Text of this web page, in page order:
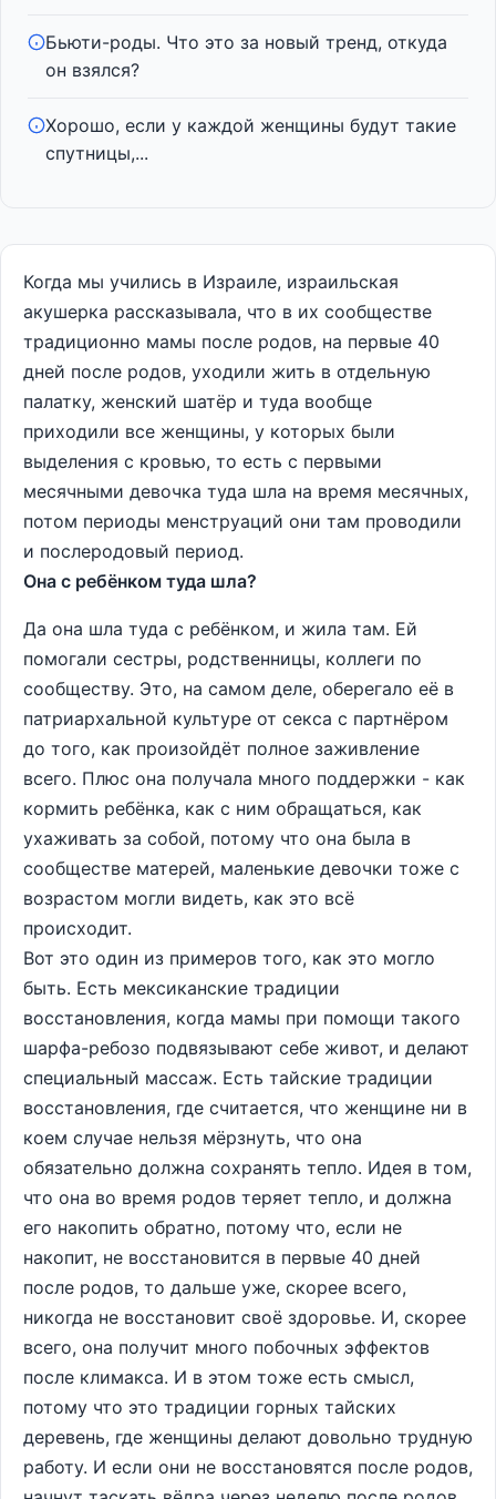
Бьюти-роды. Что это за новый тренд, откуда
он взялся?
Хорошо, если у каждой женщины будут такие
спутницы,...
Когда мы учились в Израиле, израильская
акушерка рассказывала, что в их сообществе
традиционно мамы после родов, на первые 40
дней после родов, уходили жить в отдельную
палатку, женский шатёр и туда вообще
приходили все женщины, у которых были
выделения с кровью, то есть с первыми
месячными девочка туда шла на время месячных,
потом периоды менструаций они там проводили
и послеродовый период.
Она с ребёнком туда шла?
Да она шла туда с ребёнком, и жила там. Ей
помогали сестры, родственницы, коллеги по
сообществу. Это, на самом деле, оберегало её в
патриархальной культуре от секса с партнёром
до того, как произойдёт полное заживление
всего. Плюс она получала много поддержки - как
кормить ребёнка, как с ним обращаться, как
ухаживать за собой, потому что она была в
сообществе матерей, маленькие девочки тоже с
возрастом могли видеть, как это всё
происходит.
Вот это один из примеров того, как это могло
быть. Есть мексиканские традиции
восстановления, когда мамы при помощи такого
шарфа-ребозо подвязывают себе живот, и делают
специальный массаж. Есть тайские традиции
восстановления, где считается, что женщине ни в
коем случае нельзя мёрзнуть, что она
обязательно должна сохранять тепло. Идея в том,
что она во время родов теряет тепло, и должна
его накопить обратно, потому что, если не
накопит, не восстановится в первые 40 дней
после родов, то дальше уже, скорее всего,
никогда не восстановит своё здоровье. И, скорее
всего, она получит много побочных эффектов
после климакса. И в этом тоже есть смысл,
потому что это традиции горных тайских
деревень, где женщины делают довольно трудную
работу. И если они не восстановятся после родов,